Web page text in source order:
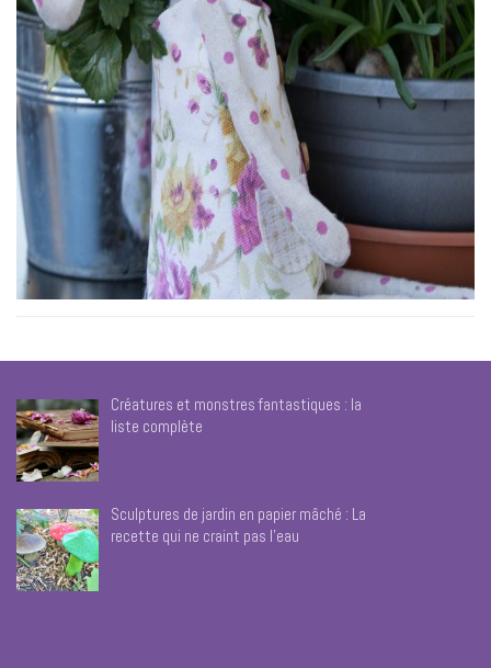
Créatures et monstres fantastiques : la
liste complète
Sculptures de jardin en papier mâché : La
recette qui ne craint pas l’eau